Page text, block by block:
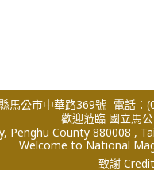
馬公市中華路369號 電話：
歡迎蒞臨 國立馬
County 880008 ,
Welcome to National
致謝